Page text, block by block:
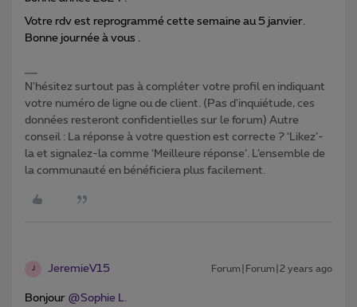
Votre rdv est reprogrammé cette semaine au 5 janvier.
Bonne journée à vous .
N'hésitez surtout pas à compléter votre profil en indiquant
votre numéro de ligne ou de client. (Pas d'inquiétude, ces
données resteront confidentielles sur le forum) Autre
conseil : La réponse à votre question est correcte ? ‘Likez’-
la et signalez-la comme ‘Meilleure réponse’. L’ensemble de
la communauté en bénéficiera plus facilement.
J JeremieV15 Forum|Forum|2 years ago
Bonjour @Sophie L.